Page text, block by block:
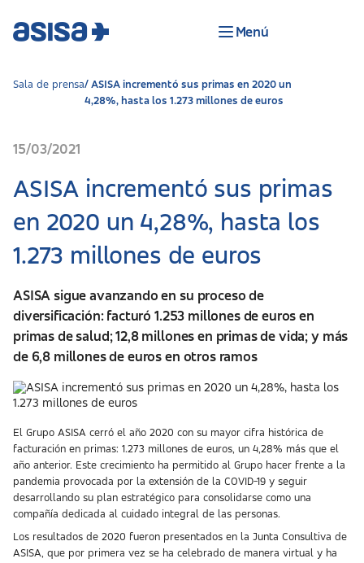
Menú
Sala de prensa
ASISA incrementó sus primas en 2020 un
4,28%, hasta los 1.273 millones de euros
15/03/2021
ASISA incrementó sus primas
en 2020 un 4,28%, hasta los
1.273 millones de euros
ASISA sigue avanzando en su proceso de
diversificación: facturó 1.253 millones de euros en
primas de salud; 12,8 millones en primas de vida; y más
de 6,8 millones de euros en otros ramos
El Grupo ASISA cerró el año 2020 con su mayor cifra histórica de
facturación en primas: 1.273 millones de euros, un 4,28% más que el
año anterior. Este crecimiento ha permitido al Grupo hacer frente a la
pandemia provocada por la extensión de la COVID-19 y seguir
desarrollando su plan estratégico para consolidarse como una
compañía dedicada al cuidado integral de las personas.
Los resultados de 2020 fueron presentados en la Junta Consultiva de
ASISA, que por primera vez se ha celebrado de manera virtual y ha